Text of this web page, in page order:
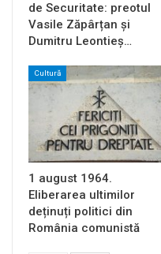
de Securitate: preotul
Vasile Zăpârțan și
Dumitru Leontieș…
Cultură
1 august 1964.
Eliberarea ultimilor
deținuți politici din
România comunistă